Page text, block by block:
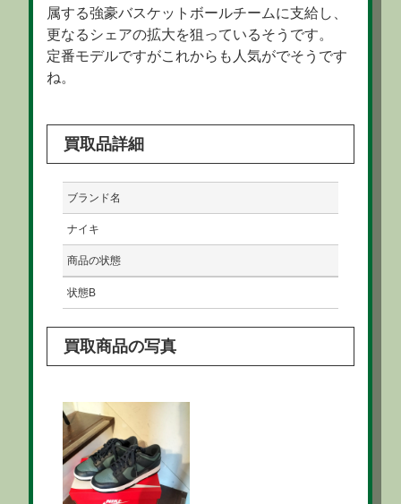
属する強豪バスケットボールチームに支給し、
更なるシェアの拡大を狙っているそうです。
定番モデルですがこれからも人気がでそうです
ね。
買取品詳細
ブランド名
ナイキ
商品の状態
状態B
買取商品の写真